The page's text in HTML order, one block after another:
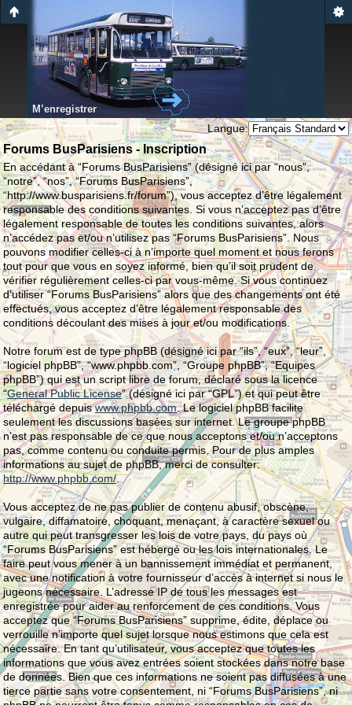
M’enregistrer
Langue:
Forums BusParisiens - Inscription
En accédant à “Forums BusParisiens” (désigné ici par “nous”,
“notre”, “nos”, “Forums BusParisiens”,
“http://www.busparisiens.fr/forum”), vous acceptez d’être légalement
responsable des conditions suivantes. Si vous n’acceptez pas d’être
légalement responsable de toutes les conditions suivantes, alors
n’accédez pas et/ou n’utilisez pas “Forums BusParisiens”. Nous
pouvons modifier celles-ci à n’importe quel moment et nous ferons
tout pour que vous en soyez informé, bien qu’il soit prudent de
vérifier régulièrement celles-ci par vous-même. Si vous continuez
d’utiliser “Forums BusParisiens” alors que des changements ont été
effectués, vous acceptez d’être légalement responsable des
conditions découlant des mises à jour et/ou modifications.
Notre forum est de type phpBB (désigné ici par “ils”, “eux”, “leur”,
“logiciel phpBB”, “www.phpbb.com”, “Groupe phpBB”, “Equipes
phpBB”) qui est un script libre de forum, déclaré sous la licence
“General Public License” (désigné ici par “GPL”) et qui peut être
téléchargé depuiswww.phpbb.com. Le logiciel phpBB facilite
seulement les discussions basées sur internet. Le groupe phpBB
n’est pas responsable de ce que nous acceptons et/ou n’acceptons
pas, comme contenu ou conduite permis. Pour de plus amples
informations au sujet de phpBB, merci de consulter:
http://www.phpbb.com/.
Vous acceptez de ne pas publier de contenu abusif, obscène,
vulgaire, diffamatoire, choquant, menaçant, à caractère sexuel ou
autre qui peut transgresser les lois de votre pays, du pays où
“Forums BusParisiens” est hébergé ou les lois internationales. Le
faire peut vous mener à un bannissement immédiat et permanent,
avec une notification à votre fournisseur d’accès à internet si nous le
jugeons nécessaire. L’adresse IP de tous les messages est
enregistrée pour aider au renforcement de ces conditions. Vous
acceptez que “Forums BusParisiens” supprime, édite, déplace ou
verrouille n’importe quel sujet lorsque nous estimons que cela est
nécessaire. En tant qu’utilisateur, vous acceptez que toutes les
informations que vous avez entrées soient stockées dans notre base
de données. Bien que ces informations ne soient pas diffusées à une
tierce partie sans votre consentement, ni “Forums BusParisiens”, ni